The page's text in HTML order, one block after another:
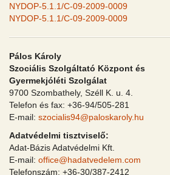
NYDOP-5.1.1/C-09-2009-0009
NYDOP-5.1.1/C-09-2009-0009
Pálos Károly
Szociális Szolgáltató Központ és
Gyermekjóléti Szolgálat
9700 Szombathely, Széll K. u. 4.
Telefon és fax: +36-94/505-281
E-mail: szocialis94@paloskaroly.hu
Adatvédelmi tisztviselő:
Adat-Bázis Adatvédelmi Kft.
E-mail: office@hadatvedelem.com
Telefonszám: +36-30/387-2412